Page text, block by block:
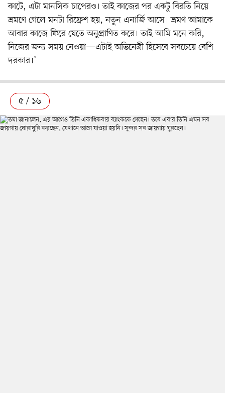
কাটে, এটা মানসিক চাপেরও। তাই কাজের পর একটু বিরতি নিয়ে
ভ্রমণে গেলে মনটা রিফ্রেশ হয়, নতুন এনার্জি আসে। ভ্রমণ আমাকে
আবার কাজে ফিরে যেতে অনুপ্রাণিত করে। তাই আমি মনে করি,
নিজের জন্য সময় নেওয়া—এটাই অভিনেত্রী হিসেবে সবচেয়ে বেশি
দরকার।’
৫ / ১৬